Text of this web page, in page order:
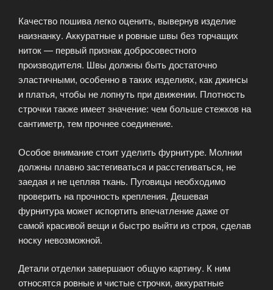
Качество пошива легко оценить, вывернув изделие
наизнанку. Аккуратные и ровные швы без торчащих
ниток — первый признак добросовестного
производителя. Швы должны быть достаточно
эластичными, особенно в таких изделиях, как джинсы
и платья, чтобы не лопнуть при движении. Плотность
строчки также имеет значение: чем больше стежков на
сантиметр, тем прочнее соединение.
Особое внимание стоит уделить фурнитуре. Молнии
должны плавно застегиваться и расстегиваться, не
заедая и не цепляя ткань. Пуговицы необходимо
проверить на прочность крепления. Дешевая
фурнитура может испортить впечатление даже от
самой красивой вещи и быстро выйти из строя, сделав
носку невозможной.
Детали отделки завершают общую картину. К ним
относятся ровные и чистые строчки, аккуратные